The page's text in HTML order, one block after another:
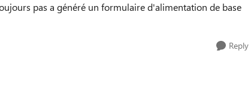
pas a généré un formulaire d'alimentation de base
Reply